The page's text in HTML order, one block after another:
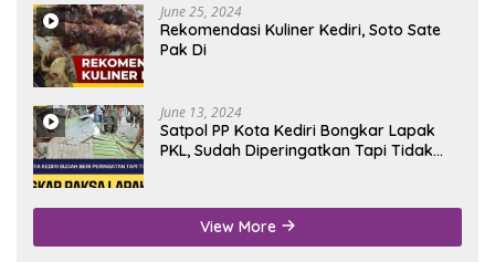
June 25, 2024
Rekomendasi Kuliner Kediri, Soto Sate
Pak Di
June 13, 2024
Satpol PP Kota Kediri Bongkar Lapak
PKL, Sudah Diperingatkan Tapi Tidak
View More